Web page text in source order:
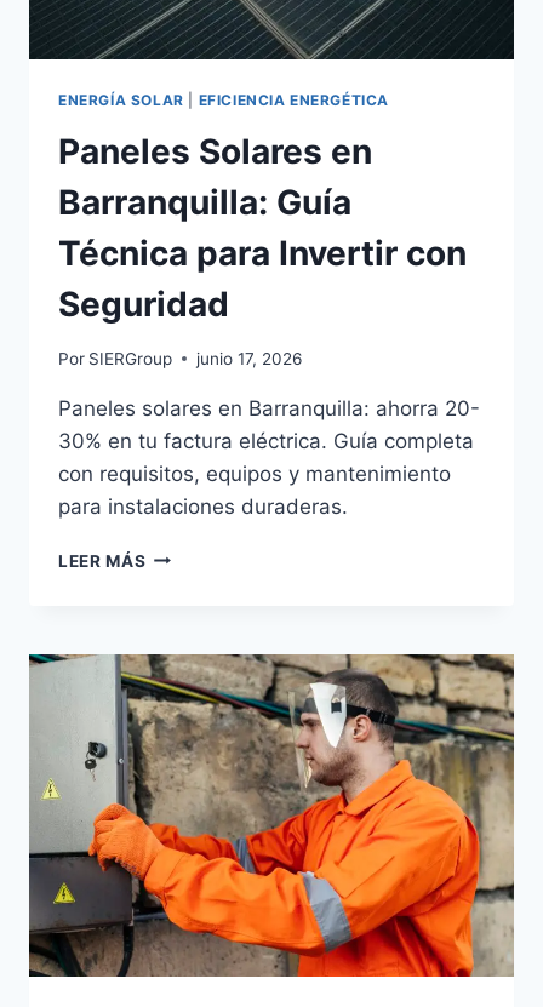
ENERGÍA SOLAR EFICIENCIA ENERGÉTICA
Paneles Solares en
Barranquilla: Guía
Técnica para Invertir con
Seguridad
Por SIERGroup junio 17, 2026
Paneles solares en Barranquilla: ahorra 20-
30% en tu factura eléctrica. Guía completa
con requisitos, equipos y mantenimiento
para instalaciones duraderas.
LEER MÁS PANELES
GUÍA
TÉCNICA
PARA
INVERTIR
CON
SEGURIDAD